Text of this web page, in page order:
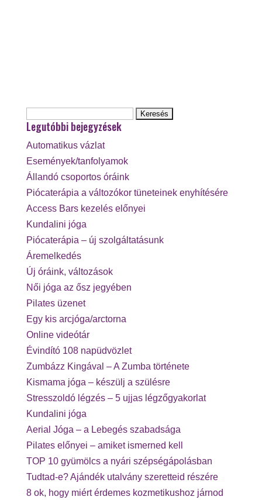
Legutóbbi bejegyzések
Automatikus vázlat
Események/tanfolyamok
Állandó csoportos óráink
Piócaterápia a változókor tüneteinek enyhítésére
Access Bars kezelés előnyei
Kundalini jóga
Piócaterápia – új szolgáltatásunk
Áremelkedés
Új óráink, változások
Női jóga az ősz jegyében
Pilates üzenet
Egy kis arcjóga/arctorna
Online videótár
Évindító 108 napüdvözlet
Zumbázz Kingával – A Zumba története
Kismama jóga – készülj a szülésre
Stresszoldó légzés – 5 ujjas légzőgyakorlat
Kundalini jóga
Aerial Jóga – a Lebegés szabadsága
Pilates előnyei – amiket ismerned kell
TOP 10 gyümölcs a nyári szépségápolásban
Tudtad-e? Ajándék utalvány szeretteid részére
8 ok, hogy miért érdemes kozmetikushoz járnod